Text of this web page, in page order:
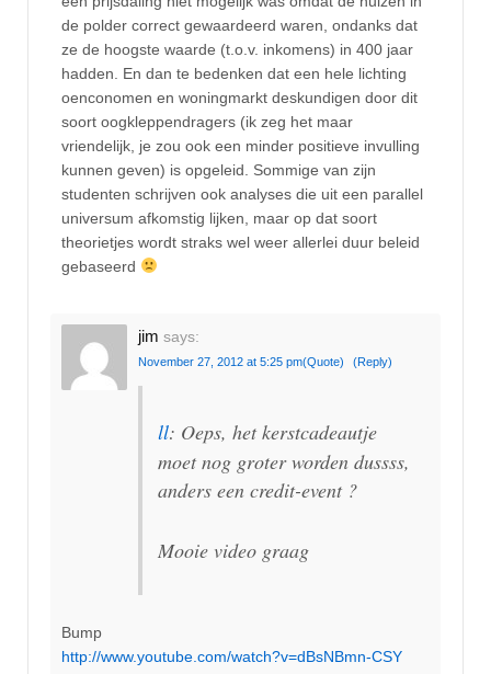
de polder correct gewaardeerd waren, ondanks dat
ze de hoogste waarde (t.o.v. inkomens) in 400 jaar
hadden. En dan te bedenken dat een hele lichting
oenconomen en woningmarkt deskundigen door dit
soort oogkleppendragers (ik zeg het maar
vriendelijk, je zou ook een minder positieve invulling
kunnen geven) is opgeleid. Sommige van zijn
studenten schrijven ook analyses die uit een parallel
universum afkomstig lijken, maar op dat soort
theorietjes wordt straks wel weer allerlei duur beleid
gebaseerd
jim says:
November 27, 2012 at 5:25 pm(Quote) (Reply)
ll: Oeps, het kerstcadeautje
moet nog groter worden dussss,
anders een credit-event ?
Mooie video graag
Bump
http://www.youtube.com/watch?v=dBsNBmn-CSY